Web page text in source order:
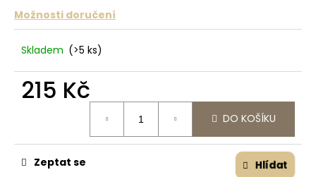
Možnosti doručení
Skladem (>5 ks)
215 Kč
DO KOŠÍKU
Zeptat se Hlídat
D
o
p
o
r
u
e
m